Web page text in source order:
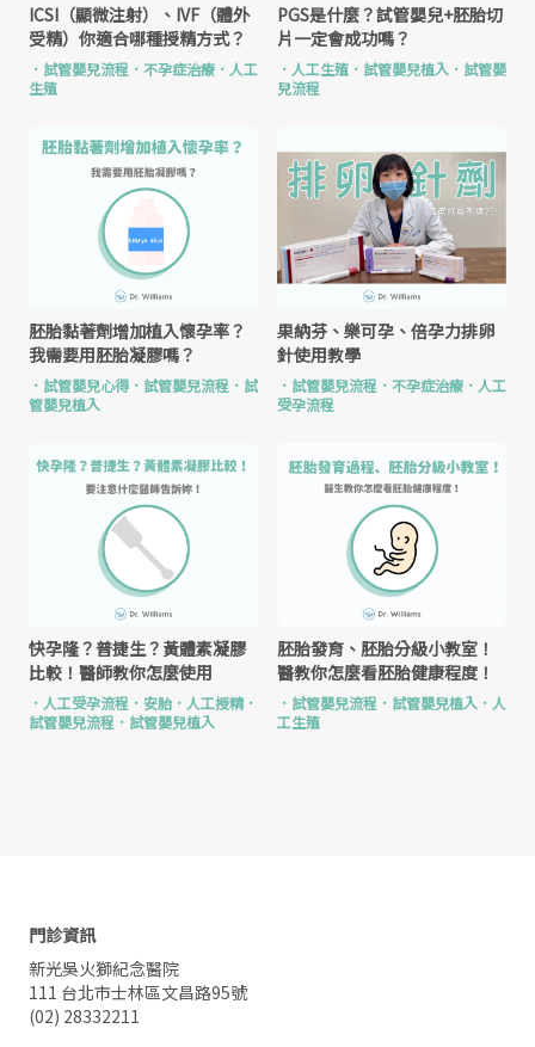
ICSI（顯微注射）、IVF（體外
受精）你適合哪種授精方式？
． 試管嬰兒流程 ． 不孕症治療 ． 人工
生殖
PGS是什麼？試管嬰兒+胚胎切
片一定會成功嗎？
． 人工生殖 ． 試管嬰兒植入 ． 試管嬰
兒流程
胚胎黏著劑增加植入懷孕率？
我需要用胚胎凝膠嗎？
． 試管嬰兒心得 ． 試管嬰兒流程 ． 試
管嬰兒植入
果納芬、樂可孕、倍孕力排卵
針使用教學
． 試管嬰兒流程 ． 不孕症治療 ． 人工
受孕流程
快孕隆？普捷生？黃體素凝膠
比較！醫師教你怎麼使用
． 人工受孕流程 ． 安胎． 人工授精．
試管嬰兒流程 ． 試管嬰兒植入
胚胎發育、胚胎分級小教室！
醫教你怎麼看胚胎健康程度！
． 試管嬰兒流程 ． 試管嬰兒植入 ． 人
工生殖
門診資訊
新光吳火獅紀念醫院
111 台北市士林區文昌路95號
(02) 28332211